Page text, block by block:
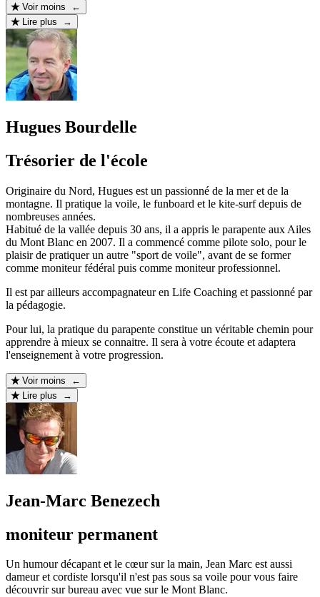
Voir moins ←
Lire plus →
Hugues Bourdelle
Trésorier de l'école
Originaire du Nord, Hugues est un passionné de la mer et de la
montagne. Il pratique la voile, le funboard et le kite-surf depuis de
nombreuses années.
Habitué de la vallée depuis 30 ans, il a appris le parapente aux Ailes
du Mont Blanc en 2007. Il a commencé comme pilote solo, pour le
plaisir de pratiquer un autre "sport de voile", avant de se former
comme moniteur fédéral puis comme moniteur professionnel.
Il est par ailleurs accompagnateur en Life Coaching et passionné par
la pédagogie.
Pour lui, la pratique du parapente constitue un véritable chemin pour
apprendre à mieux se connaitre. Il sera à votre écoute et adaptera
l'enseignement à votre progression.
Voir moins ←
Lire plus →
Jean-Marc Benezech
moniteur permanent
Un humour décapant et le cœur sur la main, Jean Marc est aussi
dameur et cordiste lorsqu'il n'est pas sous sa voile pour vous faire
découvrir sur bureau avec vue sur le Mont Blanc.